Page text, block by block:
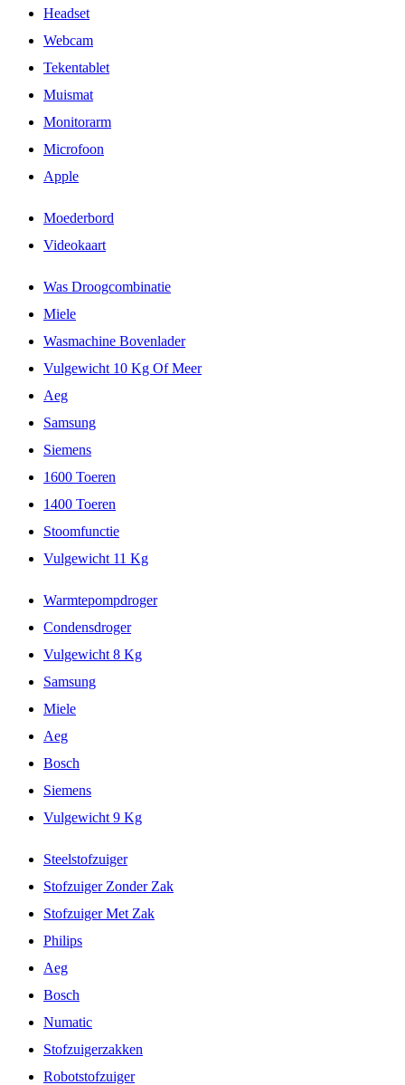
Headset
Webcam
Tekentablet
Muismat
Monitorarm
Microfoon
Apple
Moederbord
Videokaart
Was Droogcombinatie
Miele
Wasmachine Bovenlader
Vulgewicht 10 Kg Of Meer
Aeg
Samsung
Siemens
1600 Toeren
1400 Toeren
Stoomfunctie
Vulgewicht 11 Kg
Warmtepompdroger
Condensdroger
Vulgewicht 8 Kg
Samsung
Miele
Aeg
Bosch
Siemens
Vulgewicht 9 Kg
Steelstofzuiger
Stofzuiger Zonder Zak
Stofzuiger Met Zak
Philips
Aeg
Bosch
Numatic
Stofzuigerzakken
Robotstofzuiger